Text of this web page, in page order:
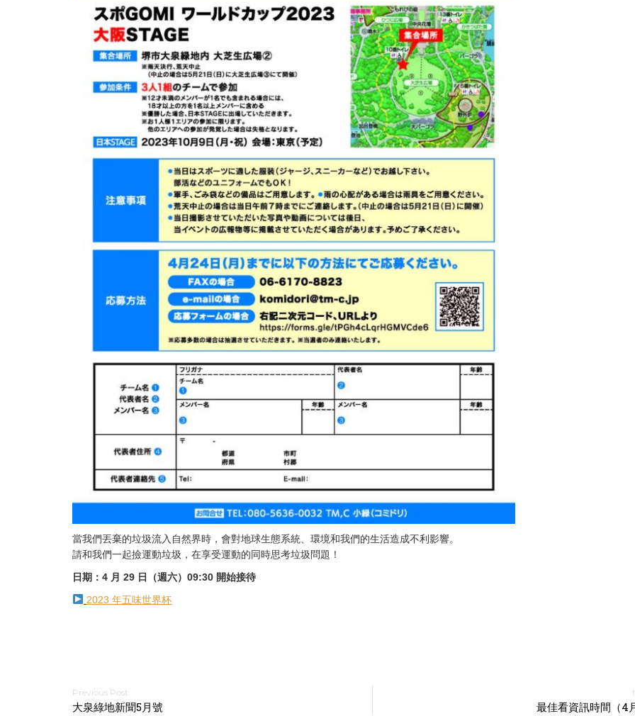
當我們丟棄的垃圾流入自然界時，會對地球生態系統、環境和我們的生活造成不利影響。
請和我們一起撿運動垃圾，在享受運動的同時思考垃圾問題！
日期：4 月 29 日（週六）09:30 開始接待
2023 年五味世界杯
文
章
大泉綠地新聞5月號 最佳看資訊時間（4